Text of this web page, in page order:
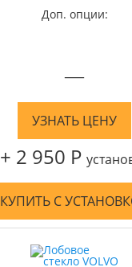
Доп. опции:
—
УЗНАТЬ ЦЕНУ
+ 2 950 Р
КУПИТЬ С